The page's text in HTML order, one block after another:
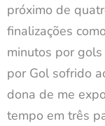
próximo de
finalizações
minutos por
por Gol sofrido
dona de me
tempo em três